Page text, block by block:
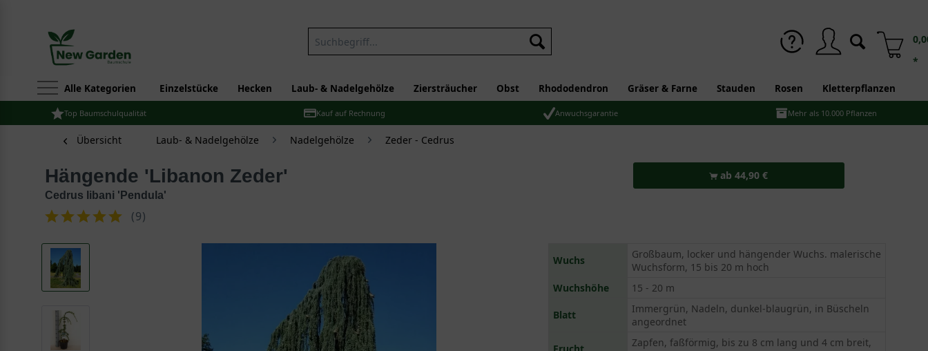
*
Alle Kategorien Einzelstücke Hecken Laub- & Nadelgehölze Ziersträucher Obst Rhododendron Gräser & Farne Stauden Rosen Kletterpflanzen
Top Baumschulqualität Kauf auf Rechnung Anwuchsgarantie Mehr als 10.000 Pflanzen
Übersicht Laub- & Nadelgehölze Nadelgehölze Zeder - Cedrus
Hängende 'Libanon Zeder'
Cedrus libani 'Pendula'
(9)
ab 44,90 €
Wuchs
Großbaum, locker und hängender Wuchs. malerische
Wuchsform, 15 bis 20 m hoch
Wuchshöhe
15 - 20 m
Blatt
Immergrün, Nadeln, dunkel-blaugrün, in Büscheln
angeordnet
Zapfen, faßförmig, bis zu 8 cm lang und 4 cm breit,